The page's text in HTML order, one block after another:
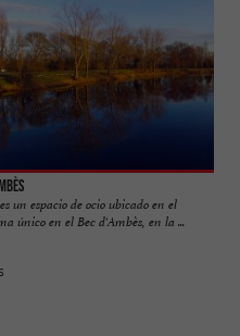
un espacio de ocio ubicado en el
único en el Bec d'Ambès, en la ...